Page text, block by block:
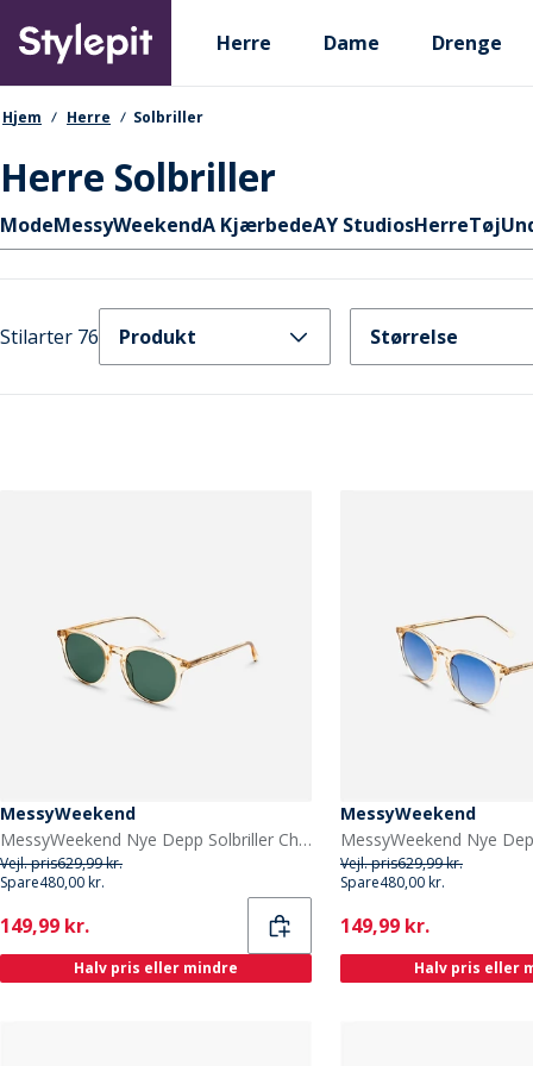
main
content
Primary departments
Herre Dame Drenge
navigationssti
Hjem Herre Solbriller
Herre Solbriller
Hurtige links
ModeMessyWeekendA KjærbedeAY StudiosHerreTøj
Stilarter 76 Produkt Størrelse
MessyWeekend
MessyWeekend Nye Depp Solbriller Champagne
Vejl. pris629,99 kr.
Spare480,00 kr.
Current
149,99 kr.
Halv pris eller mindre
MessyWeekend
Vejl. pris629,99 kr.
Spare480,00 kr.
Current
149,99 kr.
Halv pris eller